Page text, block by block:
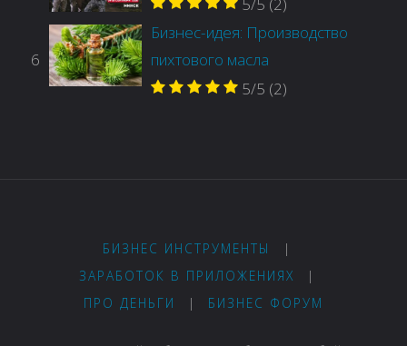
5/5 (2)
6
Бизнес-идея: Производство
пихтового масла
5/5 (2)
БИЗНЕС ИНСТРУМЕНТЫ
|
ЗАРАБОТОК В ПРИЛОЖЕНИЯХ
|
ПРО ДЕНЬГИ
| БИЗНЕС ФОРУМ